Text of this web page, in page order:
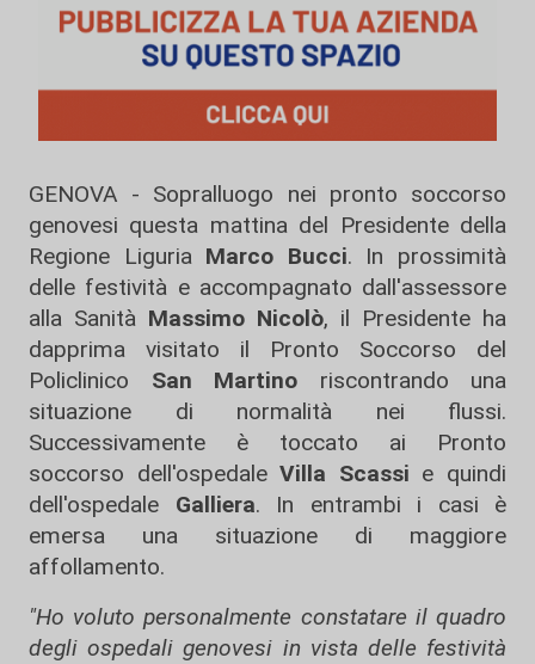
GENOVA - Sopralluogo nei pronto soccorso
genovesi questa mattina del Presidente della
Regione Liguria Marco Bucci. In prossimità
delle festività e accompagnato dall'assessore
alla Sanità Massimo Nicolò, il Presidente ha
dapprima visitato il Pronto Soccorso del
Policlinico San Martino riscontrando una
situazione di normalità nei flussi.
Successivamente è toccato ai Pronto
soccorso dell'ospedaleVilla Scassi e quindi
dell'ospedale Galliera. In entrambi i casi è
emersa una situazione di maggiore
affollamento.
"Ho voluto personalmente constatare il quadro
degli ospedali genovesi in vista delle festività